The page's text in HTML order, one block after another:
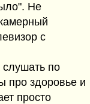
Не
с
по
про здоровье и
просто